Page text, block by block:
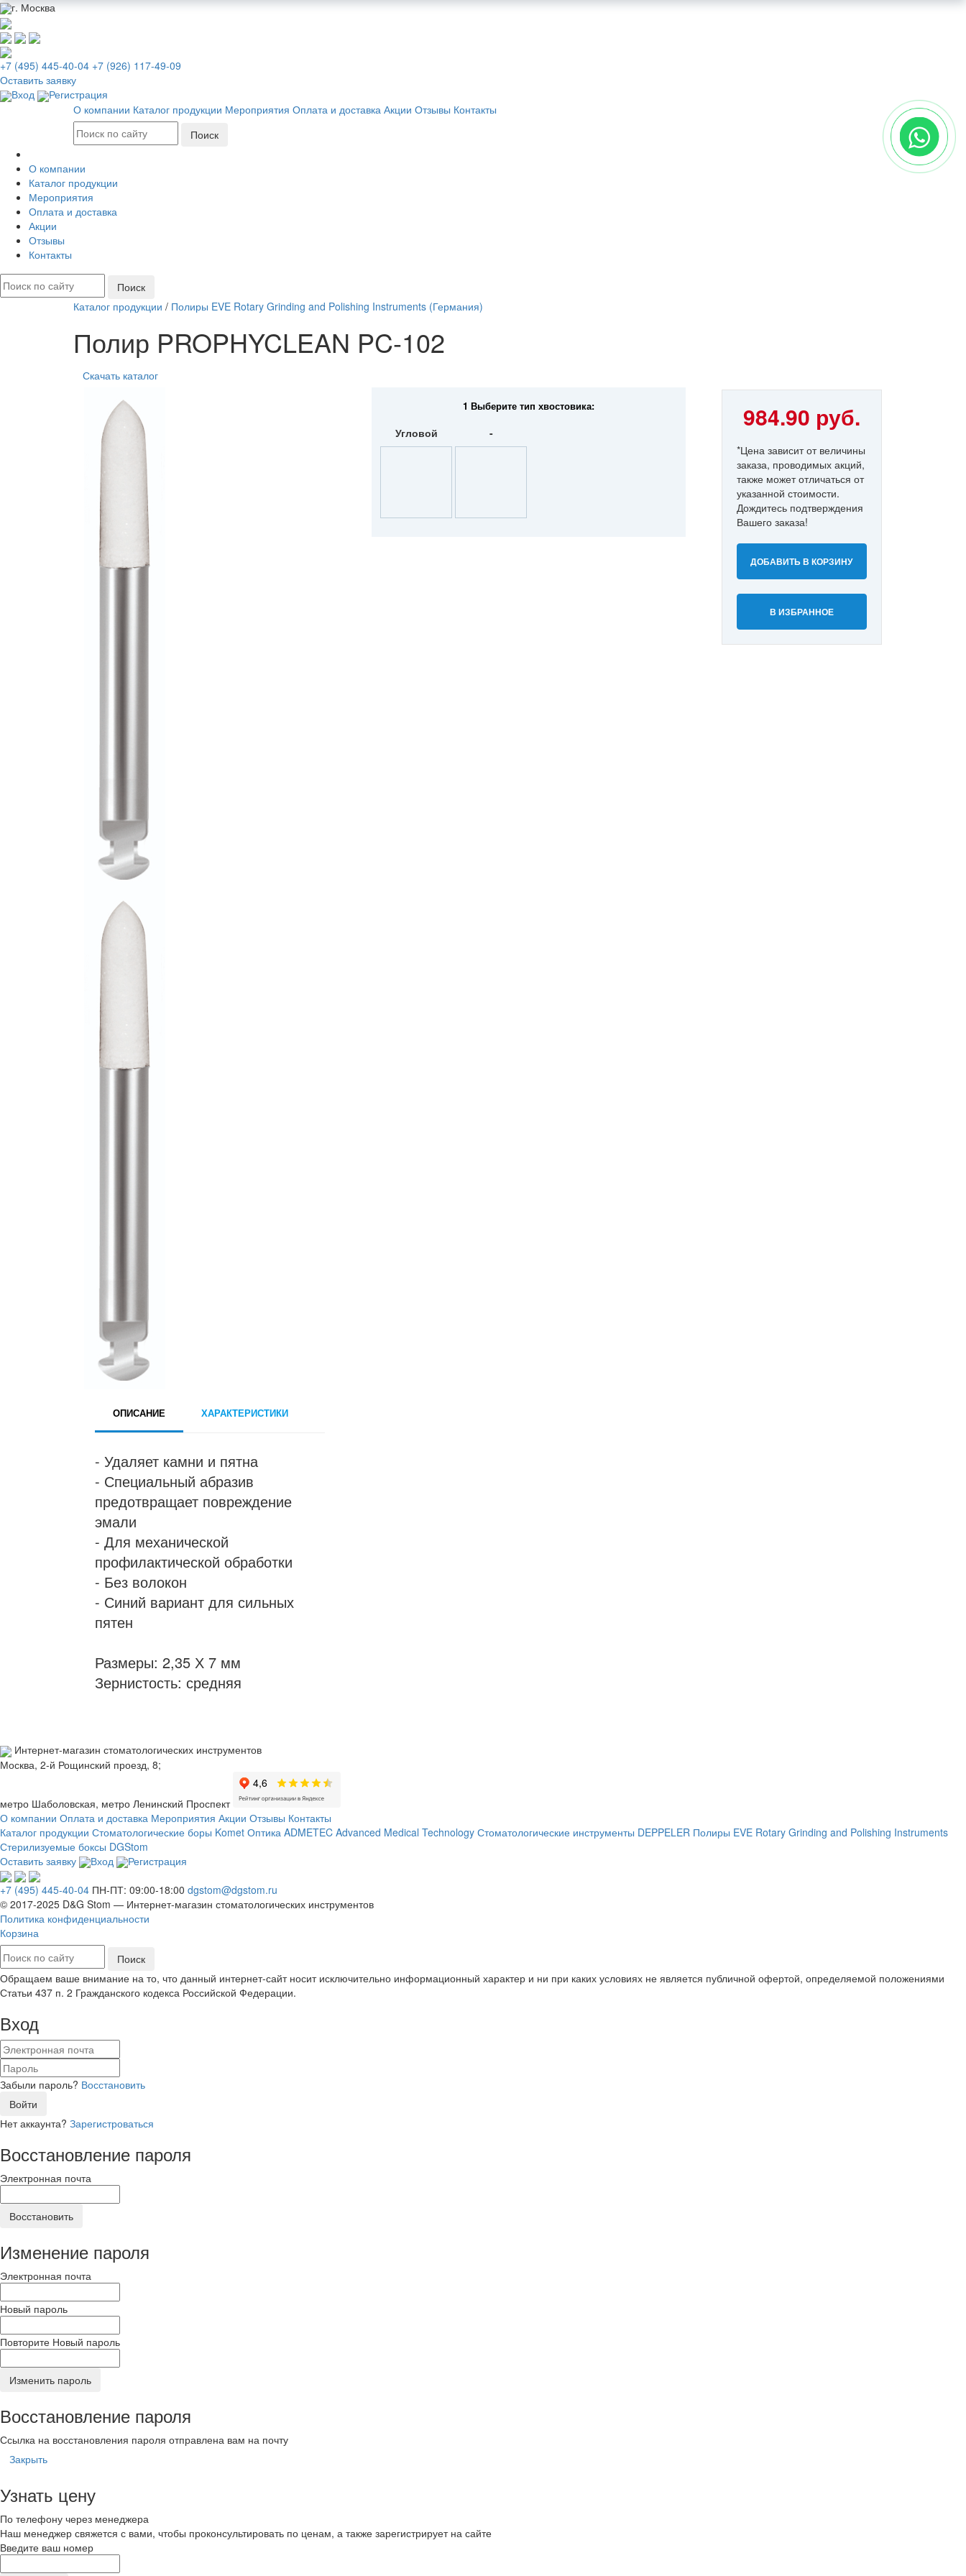
г. Москва
+7 (495) 445-40-04 +7 (926) 117-49-09
Оставить заявку
Вход
Регистрация
О компании Каталог продукции Мероприятия Оплата и доставка Акции Отзывы Контакты
О компании
Каталог продукции
Мероприятия
Оплата и доставка
Акции
Отзывы
Контакты
Каталог продукции / Полиры EVE Rotary Grinding and Polishing Instruments (Германия)
Полир PROPHYCLEAN PC-102
Скачать каталог
ОПИСАНИЕ ХАРАКТЕРИСТИКИ
- Удаляет камни и пятна
- Специальный абразив
предотвращает повреждение
эмали
- Для механической
профилактической обработки
- Без волокон
- Синий вариант для сильных
пятен
Размеры: 2,35 Х 7 мм
Зернистость: средняя
1 Выберите тип хвостовика:
Угловой -
984.90 руб.
*Цена зависит от величины
заказа, проводимых акций,
также может отличаться от
указанной стоимости.
Дождитесь подтверждения
Вашего заказа!
ДОБАВИТЬ В КОРЗИНУ
В ИЗБРАННОЕ
Интернет-магазин стоматологических инструментов
Москва, 2-й Рощинский проезд, 8;
метро Шаболовская, метро Ленинский Проспект
О компании Оплата и доставка Мероприятия Акции Отзывы Контакты
Каталог продукции Стоматологические боры Komet Оптика ADMETEC Advanced Medical Technology Стоматологические инструменты DEPPELER Полиры EVE Rotary Grinding and Polishing Instruments
Стерилизуемые боксы DGStom
Оставить заявку
Вход Регистрация
+7 (495) 445-40-04 ПН-ПТ: 09:00-18:00 dgstom@dgstom.ru
© 2017-2025 D&G Stom — Интернет-магазин стоматологических инструментов
Политика конфиденциальности
Корзина
Обращаем ваше внимание на то, что данный интернет-сайт носит исключительно информационный характер и ни при каких условиях не является публичной офертой, определяемой положениями
Статьи 437 п. 2 Гражданского кодекса Российской Федерации.
Вход
Забыли пароль? Восстановить
Войти
Нет аккаунта? Зарегистроваться
Восстановление пароля
Электронная почта
Восстановить
Изменение пароля
Электронная почта
Новый пароль
Повторите Новый пароль
Изменить пароль
Восстановление пароля
Ссылка на восстановления пароля отправлена вам на почту
Закрыть
Узнать цену
По телефону через менеджера
Наш менеджер свяжется с вами, чтобы проконсультировать по ценам, а также зарегистрирует на сайте
Введите ваш номер